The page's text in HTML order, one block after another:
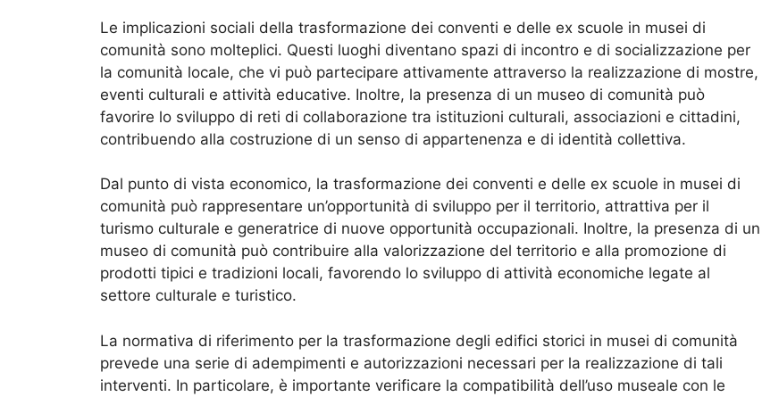
Le implicazioni sociali della trasformazione dei conventi e delle ex scuole in musei di
comunità sono molteplici. Questi luoghi diventano spazi di incontro e di socializzazione per
la comunità locale, che vi può partecipare attivamente attraverso la realizzazione di mostre,
eventi culturali e attività educative. Inoltre, la presenza di un museo di comunità può
favorire lo sviluppo di reti di collaborazione tra istituzioni culturali, associazioni e cittadini,
contribuendo alla costruzione di un senso di appartenenza e di identità collettiva.
Dal punto di vista economico, la trasformazione dei conventi e delle ex scuole in musei di
comunità può rappresentare un’opportunità di sviluppo per il territorio, attrattiva per il
turismo culturale e generatrice di nuove opportunità occupazionali. Inoltre, la presenza di un
museo di comunità può contribuire alla valorizzazione del territorio e alla promozione di
prodotti tipici e tradizioni locali, favorendo lo sviluppo di attività economiche legate al
settore culturale e turistico.
La normativa di riferimento per la trasformazione degli edifici storici in musei di comunità
prevede una serie di adempimenti e autorizzazioni necessari per la realizzazione di tali
interventi. In particolare, è importante verificare la compatibilità dell’uso museale con le